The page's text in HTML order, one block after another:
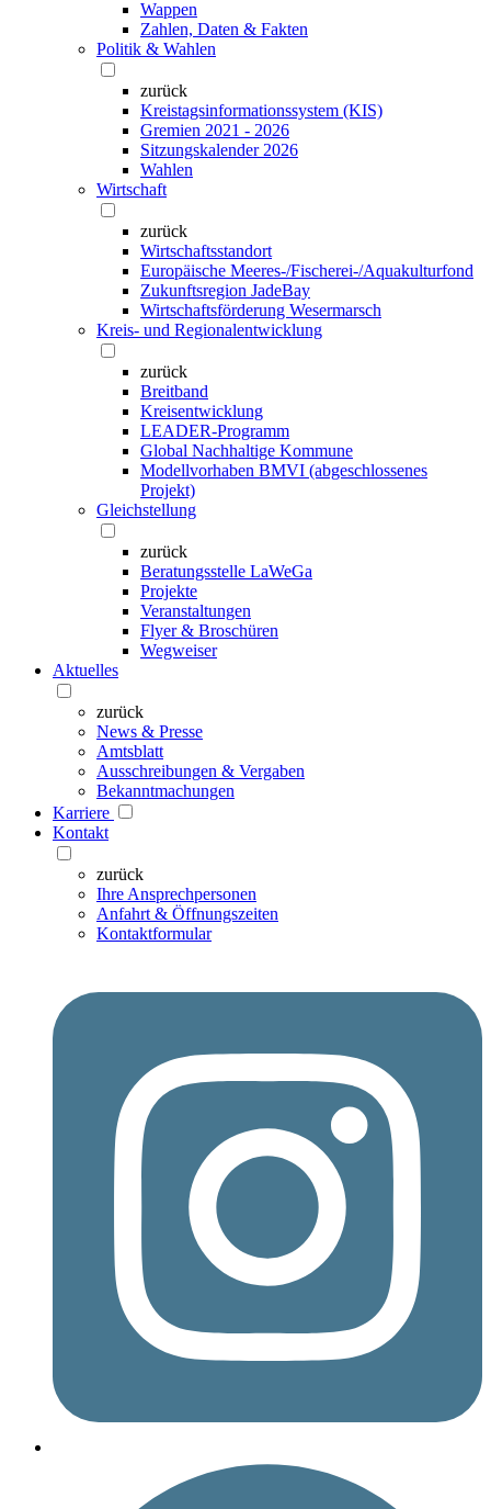
Wappen
Zahlen, Daten & Fakten
Politik & Wahlen
zurück
Kreistagsinformationssystem (KIS)
Gremien 2021 - 2026
Sitzungskalender 2026
Wahlen
Wirtschaft
zurück
Wirtschaftsstandort
Europäische Meeres-/Fischerei-/Aquakulturfond
Zukunftsregion JadeBay
Wirtschaftsförderung Wesermarsch
Kreis- und Regionalentwicklung
zurück
Breitband
Kreisentwicklung
LEADER-Programm
Global Nachhaltige Kommune
Modellvorhaben BMVI (abgeschlossenes
Projekt)
Gleichstellung
zurück
Beratungsstelle LaWeGa
Projekte
Veranstaltungen
Flyer & Broschüren
Wegweiser
Aktuelles
zurück
News & Presse
Amtsblatt
Ausschreibungen & Vergaben
Bekanntmachungen
Karriere
Kontakt
zurück
Ihre Ansprechpersonen
Anfahrt & Öffnungszeiten
Kontaktformular